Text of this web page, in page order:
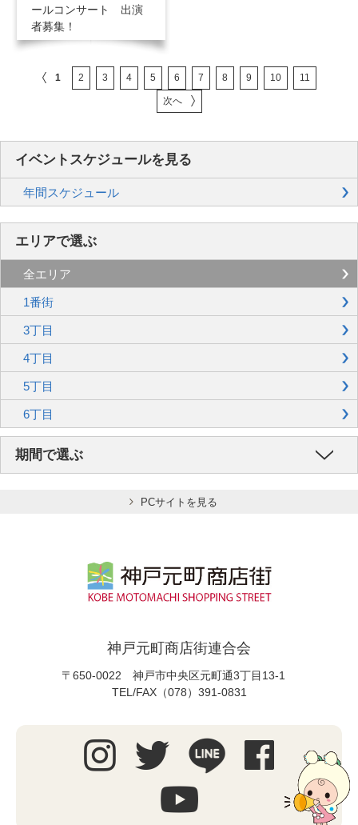
ールコンサート 出演
者募集！
1 2 3 4 5 6 7 8 9 10 11
次へ
イベントスケジュールを見る
年間スケジュール
エリアで選ぶ
全エリア
1番街
3丁目
4丁目
5丁目
6丁目
期間で選ぶ
PCサイトを見る
神戸元町商店街連合会
〒650-0022 神戸市中央区元町通3丁目13-1
TEL/FAX（078）391-0831